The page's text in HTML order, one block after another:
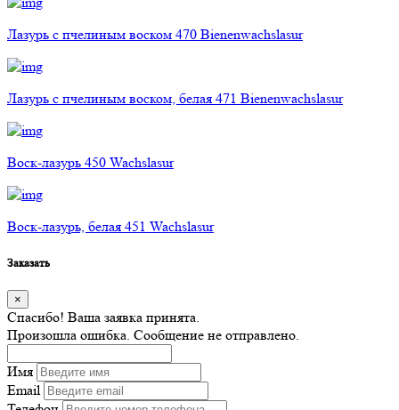
Лазурь с пчелиным воском 470 Bienenwachslasur
Лазурь с пчелиным воском, белая 471 Bienenwachslasur
Воск-лазурь 450 Wachslasur
Воск-лазурь, белая 451 Wachslasur
Заказать
×
Спасибо! Ваша заявка принята.
Произошла ошибка. Сообщение не отправлено.
Имя
Email